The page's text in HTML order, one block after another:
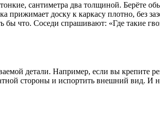
сантиметра два толщиной. Берёте
прижимает доску к каркасу плотно, без
бы что. Соседи спрашивают: «Где такие
детали. Например, если вы крепите
стороны и испортить внешний вид. И не